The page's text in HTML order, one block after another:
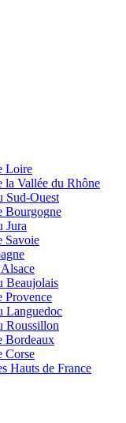
Loire
la Vallée du Rhône
Sud-Ouest
Bourgogne
Jura
Savoie
Beaujolais
Provence
Languedoc
Roussillon
Bordeaux
Corse
Hauts de France